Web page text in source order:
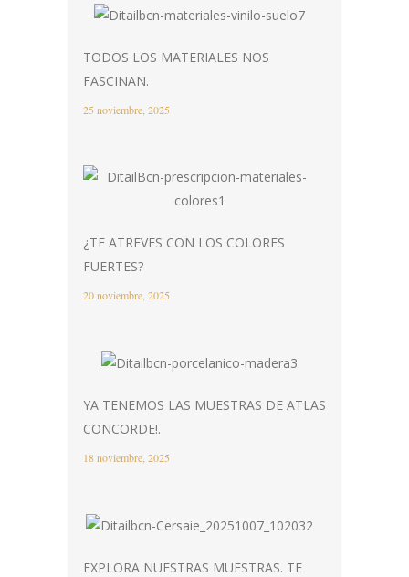
TODOS LOS MATERIALES NOS
FASCINAN.
25 noviembre, 2025
¿TE ATREVES CON LOS COLORES
FUERTES?
20 noviembre, 2025
YA TENEMOS LAS MUESTRAS DE ATLAS
CONCORDE!.
18 noviembre, 2025
EXPLORA NUESTRAS MUESTRAS. TE